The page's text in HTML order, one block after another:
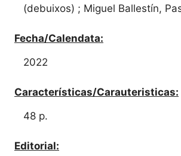
(debuixos) ; Miguel Ballestín,
Fecha/Calendata:
2022
Características/Carauteristicas:
48 p.
Editorial: